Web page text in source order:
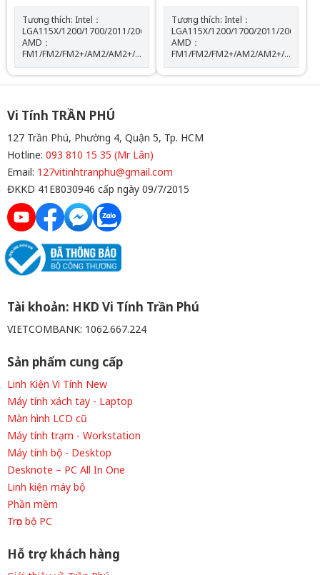
Tương thích: Intel：
LGA115X/1200/1700/2011/2066
AMD：
FM1/FM2/FM2+/AM2/AM2+/AM3/AM3+/AM4/AM5
Kích thước máy bơm: W72
mm x D72 mm x H54 mm Tốc
Độ ồn của máy bơm: 28 dBA
Màu sắc: BLACK
Tương thích: Intel：
LGA115X/1200/1700/2011/2066
AMD：
FM1/FM2/FM2+/AM2/AM2+/AM3/
Kích thước máy bơm: W72
mm x D72 mm x H54 mm Tốc
Vi Tính TRẦN PHÚ
127 Trần Phú, Phường 4, Quận 5, Tp. HCM
Hotline: 093 810 15 35 (Mr Lân)
Email: 127vitinhtranphu@gmail.com
ĐKKD 41E8030946 cấp ngày 09/7/2015
Tài khoản: HKD Vi Tính Trần Phú
VIETCOMBANK: 1062.667.224
Sản phẩm cung cấp
Linh Kiện Vi Tính New
Máy tính xách tay - Laptop
Màn hình LCD cũ
Máy tính trạm - Workstation
Máy tính bộ - Desktop
Desknote – PC All In One
Linh kiện máy bộ
Phần mềm
Trọn bộ PC
Hỗ trợ khách hàng